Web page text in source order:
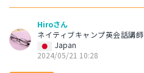
Hiroさん
ネイティブキャンプ英会話講師
Japan
2024/05/21 10:28